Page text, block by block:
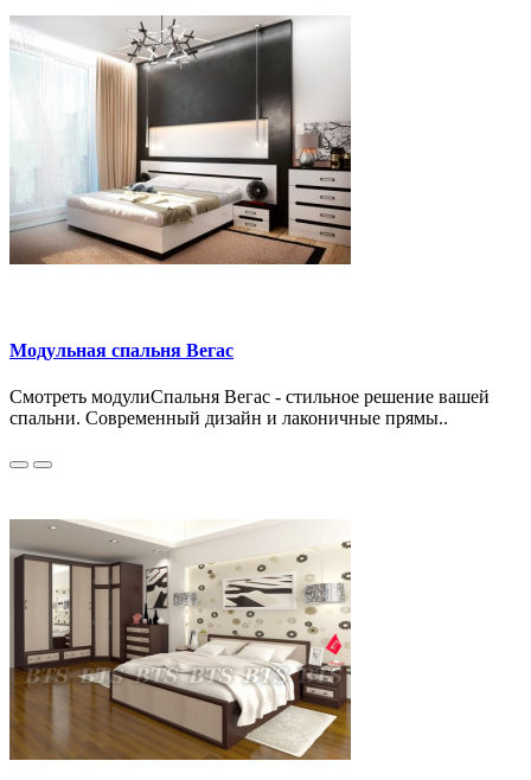
Модульная спальня Вегас
Смотреть модулиСпальня Вегас - стильное решение вашей
спальни. Современный дизайн и лаконичные прямы..